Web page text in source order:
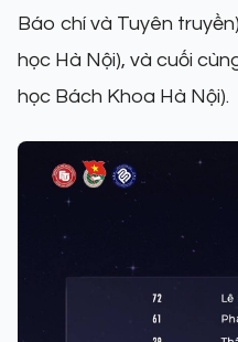
Báo chí và Tuyên
học Hà Nội), và cuối
học Bách Khoa Hà Nội).